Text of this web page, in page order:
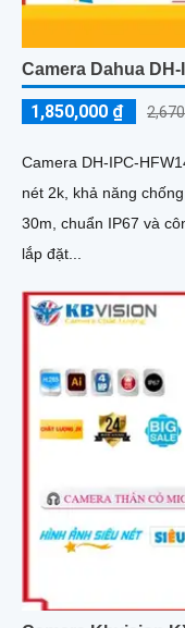
Camera Dahua
1,850,000 ₫
Camera DH-IPC-
nét 2k, khả năng
30m, chuẩn IP67 và công nghệ IP POE giúp camera dễ dàng
lắp đặt...